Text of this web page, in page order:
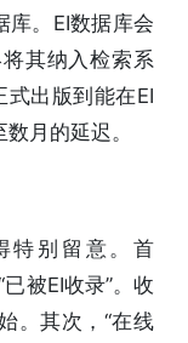
库。EI数据库会
其纳入检索系
式出版到能在EI
月的延迟。
特别留意。首
被EI收录”。收
。其次，“在线